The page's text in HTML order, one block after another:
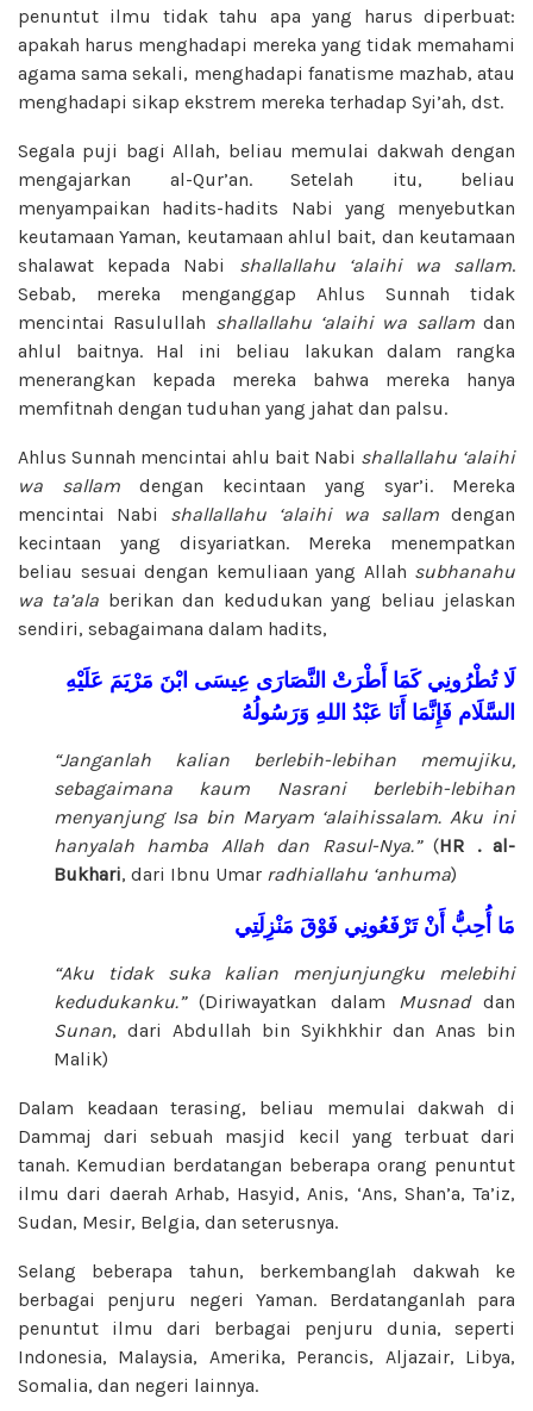
penuntut ilmu tidak tahu apa yang harus diperbuat:
apakah harus menghadapi mereka yang tidak memahami
agama sama sekali, menghadapi fanatisme mazhab, atau
menghadapi sikap ekstrem mereka terhadap Syi’ah, dst.
Segala puji bagi Allah, beliau memulai dakwah dengan
mengajarkan al-Qur’an. Setelah itu, beliau
menyampaikan hadits-hadits Nabi yang menyebutkan
keutamaan Yaman, keutamaan ahlul bait, dan keutamaan
shalawat kepada Nabi shallallahu ‘alaihi wa sallam.
Sebab, mereka menganggap Ahlus Sunnah tidak
mencintai Rasulullah shallallahu ‘alaihi wa sallamdan
ahlul baitnya. Hal ini beliau lakukan dalam rangka
menerangkan kepada mereka bahwa mereka hanya
memfitnah dengan tuduhan yang jahat dan palsu.
Ahlus Sunnah mencintai ahlu bait Nabi shallallahu ‘alaihi
wa sallam dengan kecintaan yang syar’i. Mereka
mencintai Nabi shallallahu ‘alaihi wa sallam dengan
kecintaan yang disyariatkan. Mereka menempatkan
beliau sesuai dengan kemuliaan yang Allah subhanahu
wa ta’ala berikan dan kedudukan yang beliau jelaskan
sendiri, sebagaimana dalam hadits,
لَا تُطْرُونِي كَمَا أَطْرَتْ النَّصَارَى عِيسَى ابْنَ مَرْيَمَ عَلَيْهِ
السَّلَام فَإِنَّمَا أَنَا عَبْدُ اللهِ وَرَسُولُهُ
“Janganlah kalian berlebih-lebihan memujiku,
sebagaimana kaum Nasrani berlebih-lebihan
menyanjung Isa bin Maryam ‘alaihissalam. Aku ini
hanyalah hamba Allah dan Rasul-Nya.”(HR . al-
Bukhari, dari Ibnu Umar radhiallahu ‘anhuma)
مَا أُحِبُّ أَنْ تَرْفَعُونِي فَوْقَ مَنْزِلَتِي
“Aku tidak suka kalian menjunjungku melebihi
kedudukanku.”(Diriwayatkan dalam Musnad dan
Sunan, dari Abdullah bin Syikhkhir dan Anas bin
Malik)
Dalam keadaan terasing, beliau memulai dakwah di
Dammaj dari sebuah masjid kecil yang terbuat dari
tanah. Kemudian berdatangan beberapa orang penuntut
ilmu dari daerah Arhab, Hasyid, Anis, ‘Ans, Shan’a, Ta’iz,
Sudan, Mesir, Belgia, dan seterusnya.
Selang beberapa tahun, berkembanglah dakwah ke
berbagai penjuru negeri Yaman. Berdatanganlah para
penuntut ilmu dari berbagai penjuru dunia, seperti
Indonesia, Malaysia, Amerika, Perancis, Aljazair, Libya,
Somalia, dan negeri lainnya.